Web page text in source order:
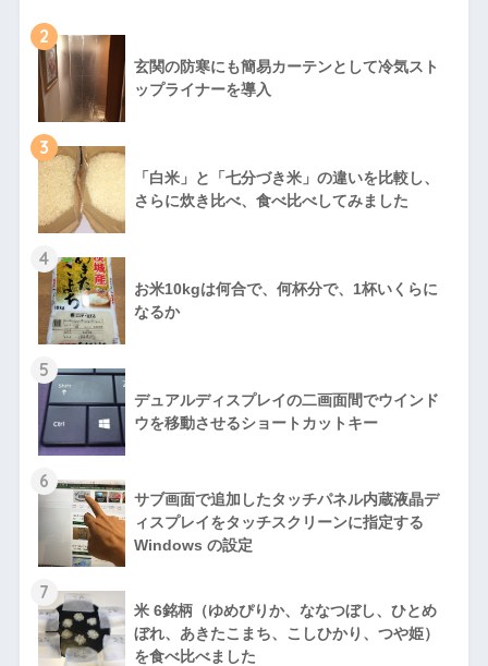
2
玄関の防寒にも簡易カーテンとして冷気スト
ップライナーを導入
3
「白米」と「七分づき米」の違いを比較し、
さらに炊き比べ、食べ比べしてみました
4
お米10kgは何合で、何杯分で、1杯いくらに
なるか
5
デュアルディスプレイの二画面間でウインド
ウを移動させるショートカットキー
6
サブ画面で追加したタッチパネル内蔵液晶デ
ィスプレイをタッチスクリーンに指定する
Windows の設定
7
米 6銘柄（ゆめぴりか、ななつぼし、ひとめ
ぼれ、あきたこまち、こしひかり、つや姫）
を食べ比べました